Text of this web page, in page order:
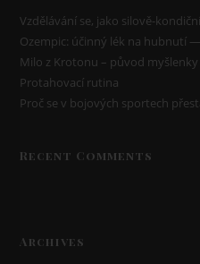
Vzdělávání se, jako silově-
Ozempic: účinný lék na hubnutí
Milo z Krotonu – původ
Protahovací rutina
Proč se v bojových sportech
Recent Comments
Archives